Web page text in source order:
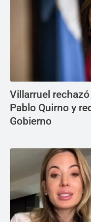
Villarruel
Pablo Quirno y
Gobierno